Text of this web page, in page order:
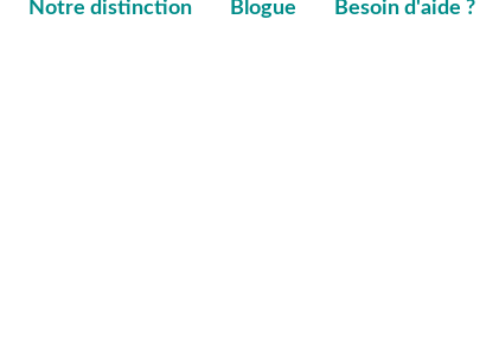
Notre distinction Blogue Besoin d'aide ?